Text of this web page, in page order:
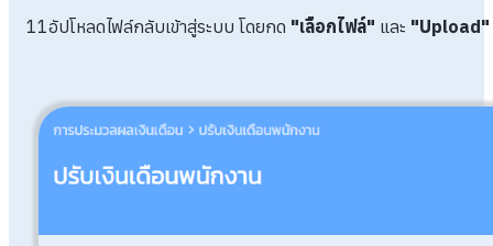
11อัปโหลดไฟล์กลับเข้าสู่ระบบ โดยกด "เลือกไฟล์" และ "Upload"